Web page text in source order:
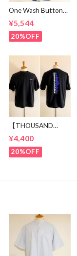
One Wash Button
Shirts Black
Watch Broad
¥5,544
20%OFF
【THOUSAND
MILE】 Short Sleeve
Print T-shirt Vertical
Logo Black
¥4,400
20%OFF